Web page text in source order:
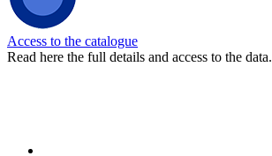
Access to the catalogue
Read here the full details and access to the data.